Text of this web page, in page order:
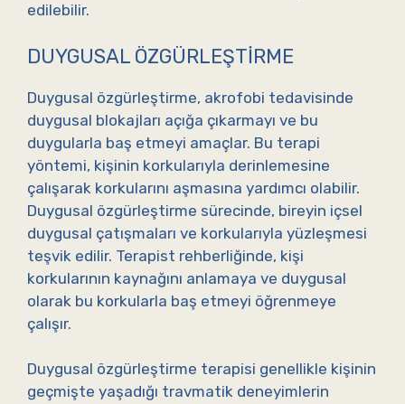
edilebilir.
DUYGUSAL ÖZGÜRLEŞTIRME
Duygusal özgürleştirme, akrofobi tedavisinde
duygusal blokajları açığa çıkarmayı ve bu
duygularla baş etmeyi amaçlar. Bu terapi
yöntemi, kişinin korkularıyla derinlemesine
çalışarak korkularını aşmasına yardımcı olabilir.
Duygusal özgürleştirme sürecinde, bireyin içsel
duygusal çatışmaları ve korkularıyla yüzleşmesi
teşvik edilir. Terapist rehberliğinde, kişi
korkularının kaynağını anlamaya ve duygusal
olarak bu korkularla baş etmeyi öğrenmeye
çalışır.
Duygusal özgürleştirme terapisi genellikle kişinin
geçmişte yaşadığı travmatik deneyimlerin